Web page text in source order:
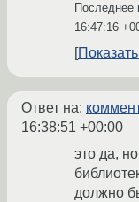
Последнее
16:47:16
Ответ на:
16:38:51 +00:00
это да,
должно